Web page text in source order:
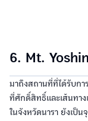
6. Mt.
มาถึงสถานที่ที่ได้รับกา
ที่ศักดิ์สิทธิ์และเส้นทาง
ในจังหวัดนารา ยังเป็